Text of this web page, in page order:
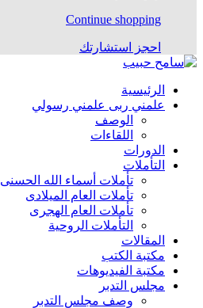
Continue shopping
احجز استشارتك
الرئيسية
علمني ربى علمني رسولي
الوصف
اللقاءات
الدورات
التأملات
تأملات أسماء الله الحسنى
تأملات العام الميلادى
تأملات العام الهجرى
التأملات الروحية
المقالات
مكتبة الكتب
مكتبة الفيديوهات
مجلس التدبر
وصف مجلس التدبر